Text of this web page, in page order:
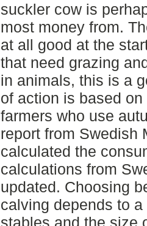
suckler cow is
most money from.
at all good at the
that need grazing
in animals, this is a
of action is based
farmers who use
report from Swedish
calculated the
calculations from
updated. Choosing
calving depends to
stables and the size